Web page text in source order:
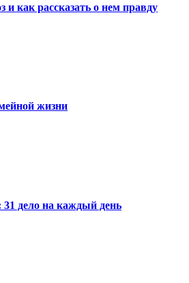
как рассказать о нем правду
жизни
31 дело на каждый день